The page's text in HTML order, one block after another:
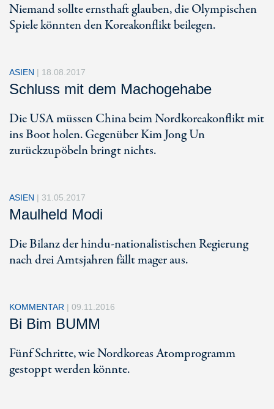
Niemand sollte ernsthaft glauben, die Olympischen
Spiele könnten den Koreakonflikt beilegen.
ASIEN | 18.08.2017
Schluss mit dem Machogehabe
Die USA müssen China beim Nordkoreakonflikt mit
ins Boot holen. Gegenüber Kim Jong Un
zurückzupöbeln bringt nichts.
ASIEN | 31.05.2017
Maulheld Modi
Die Bilanz der hindu-nationalistischen Regierung
nach drei Amtsjahren fällt mager aus.
KOMMENTAR | 09.11.2016
Bi Bim BUMM
Fünf Schritte, wie Nordkoreas Atomprogramm
gestoppt werden könnte.